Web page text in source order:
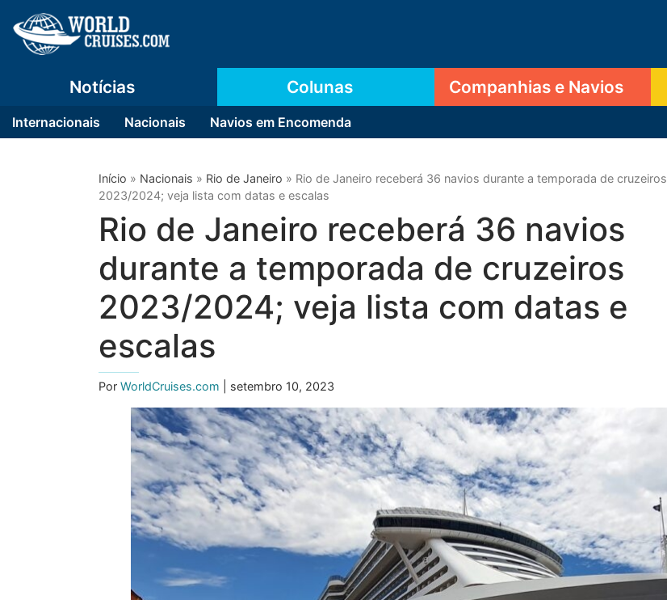
Notícias
Internacionais Nacionais Navios em Encomenda
Colunas Companhias e Navios
Início » Nacionais » Rio de Janeiro » Rio de Janeiro receberá 36 navios durante a temporada de cruzeiros
2023/2024; veja lista com datas e escalas
Rio de Janeiro receberá 36 navios
durante a temporada de cruzeiros
2023/2024; veja lista com datas e
escalas
Por WorldCruises.com | setembro 10, 2023